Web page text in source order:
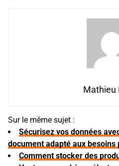
Mathieu
Sur le même sujet :
Sécurisez vos données
document adapté aux besoins
Comment stocker des